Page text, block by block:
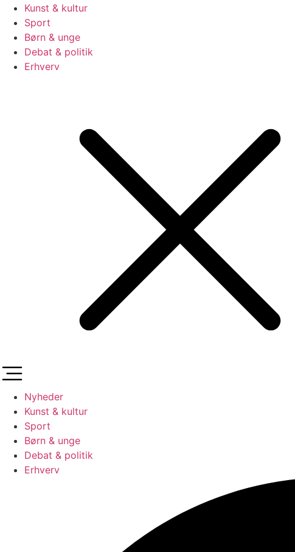
Kunst & kultur
Sport
Børn & unge
Debat & politik
Erhverv
Nyheder
Kunst & kultur
Sport
Børn & unge
Debat & politik
Erhverv